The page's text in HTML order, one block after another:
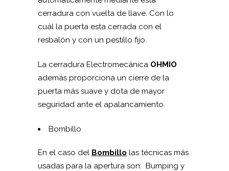
cerradura con vuelta de llave. Con lo
cuál la puerta esta cerrada con el
resbalón y con un pestillo fijo.
La cerradura Electromecánica OHMIO
además proporciona un cierre de la
puerta más suave y dota de mayor
seguridad ante el apalancamiento.
Bombillo
En el caso del Bombillo las técnicas más
usadas para la apertura son: Bumping y